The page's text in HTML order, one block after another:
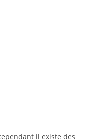
il existe des